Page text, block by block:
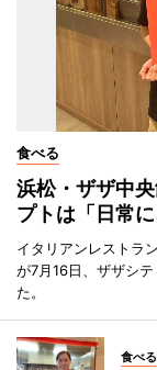
食べる
浜松・ザザ中
プトは「日常に
イタリアンレストラ
が7月16日、ザザシ
た。
食べる